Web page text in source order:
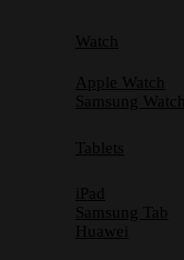
Watch
Apple Watch
Samsung Watch
Tablets
iPad
Samsung Tab
Huawei